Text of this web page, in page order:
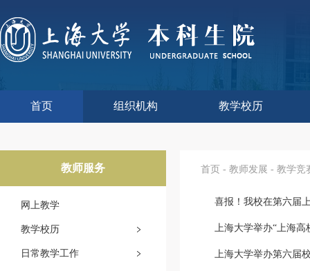
首页 组织机构 教学校历
教师服务
网上教学
教学校历
日常教学工作
首页 - 教师发展 - 教学竞
喜报！我校在第六届
上海大学举办“上海高
上海大学举办第六届